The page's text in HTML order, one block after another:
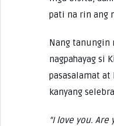
pati na rin ang
Nang tanungin
nagpahayag si
pasasalamat at
kanyang
“I love you. Are